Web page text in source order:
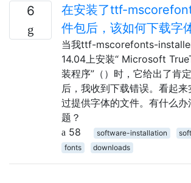
6
在安装了ttf-
件包后，该如何下载字
当我ttf-mscorefonts-
14.04上安装“ Microsoft
装程序”（）时，它给出了肯
后，我收到下载错误。看起
过提供字体的文件。有什么办
题？
58
software-installation
fonts
downloads